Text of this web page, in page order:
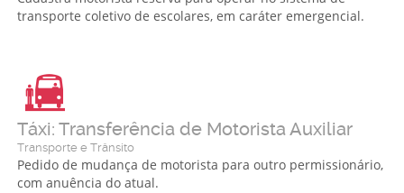
transporte coletivo de escolares, em caráter emergencial.
Táxi: Transferência de Motorista Auxiliar
Transporte e Trânsito
Pedido de mudança de motorista para outro permissionário,
com anuência do atual.